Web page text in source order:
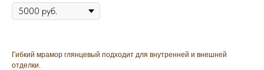
Гибкий мрамор глянцевый подходит для внутренней и внешней
отделки.